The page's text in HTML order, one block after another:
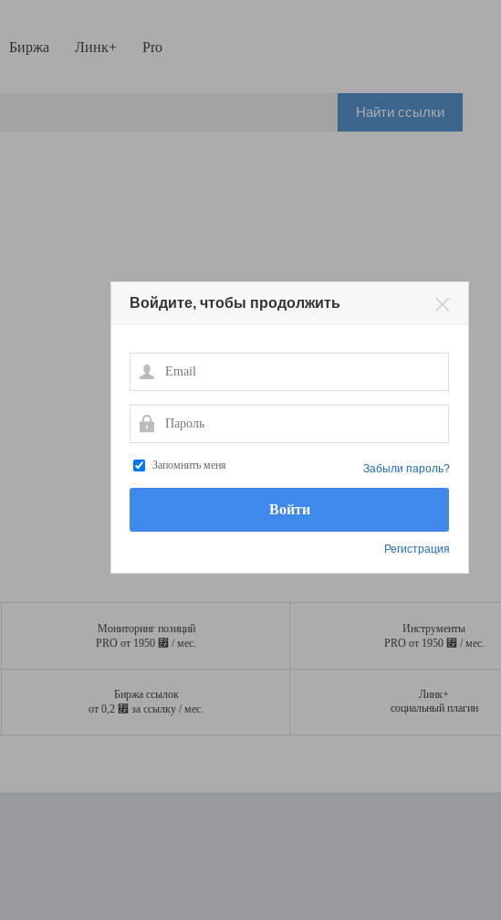
Биржа Линк+ Pro
Найти ссылки
Мониторинг позиций
PRO от 1950 ⃏ / мес.
Инструменты
PRO от 1950 ⃏ / мес.
Биржа ссылок
от 0,2 ⃏ за ссылку / мес.
Линк+
социальный плагин
Войдите, чтобы продолжить
Email
Пароль
Запомнить меня
Регистрация
Забыли пароль?